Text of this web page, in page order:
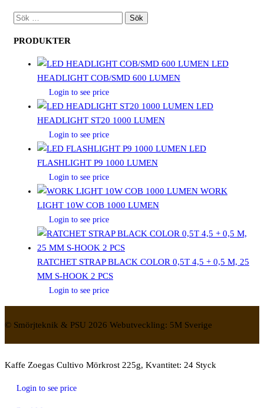
SÖK
PRODUKTER
LED
HEADLIGHT COB/SMD 600 LUMEN
Login to see price
LED
HEADLIGHT ST20 1000 LUMEN
Login to see price
LED
FLASHLIGHT P9 1000 LUMEN
Login to see price
WORK
LIGHT 10W COB 1000 LUMEN
Login to see price
RATCHET STRAP BLACK COLOR 0,5T 4,5 + 0,5 M, 25
MM S-HOOK 2 PCS
Login to see price
© Smörjteknik & PSU 2026 Webutveckling: 5M Sverige
Kaffe Zoegas Cultivo Mörkrost 225g, Kvantitet: 24 Styck
Login to see price